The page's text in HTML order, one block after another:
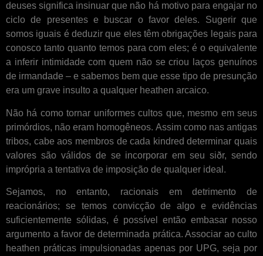
deuses significa insinuar que não há motivo para engajar no
ciclo de presentes e buscar o favor deles. Sugerir que
somos iguais é deduzir que eles têm obrigações legais para
conosco tanto quanto temos para com eles; é o equivalente
a inferir intimidade com quem não se criou laços genuínos
de irmandade – e sabemos bem que esse tipo de presunção
era um grave insulto a qualquer heathen arcaico.
Não há como tornar uniformes cultos que, mesmo em seus
primórdios, não eram homogêneos. Assim como nas antigas
tribos, cabe aos membros de cada kindred determinar quais
valores são válidos de se incorporar em seu siðr, sendo
imprópria a tentativa de imposição de qualquer ideal.
Sejamos, no entanto, racionais em detrimento de
reacionários; se temos convicção de algo e evidências
suficientemente sólidas, é possível então embasar nosso
argumento a favor de determinada prática. Associar ao culto
heathen práticas impulsionadas apenas por UPG, seja por